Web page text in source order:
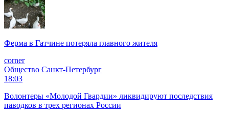
Ферма в Гатчине потеряла главного жителя
corner
Общество Санкт-Петербург
18:03
Волонтеры «Молодой Гвардии» ликвидируют последствия
паводков в трех регионах России